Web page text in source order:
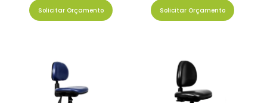
Solicitar Orçamento Solicitar Orçamento